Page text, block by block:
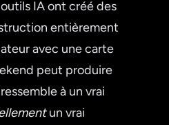
IA ont créé des
entièrement
avec une carte
peut produire
à un vrai
un vrai